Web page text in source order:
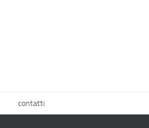
contatti